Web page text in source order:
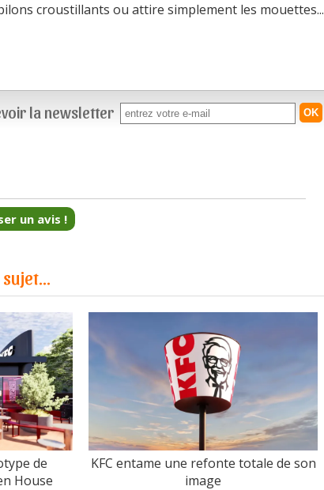
croustillants ou attire simplement les mouettes...
la newsletter
un avis !
de
House
KFC entame une refonte totale de son
image